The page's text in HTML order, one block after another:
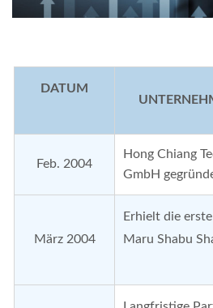
DATUM
Feb. 2004
Hong Chiang
GmbH
März 2004
Erhielt die
Maru Shabu